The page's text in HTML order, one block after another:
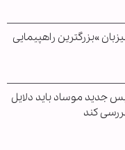
»بزرگترین راهپیمایی
جدید موساد باید دلایل
کند